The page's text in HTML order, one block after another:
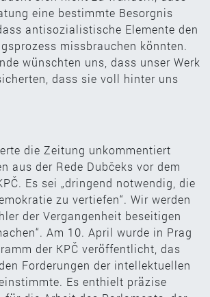
eine bestimmte Besorgnis
antisozialistische Elemente den
missbrauchen könnten.
wünschten uns, dass unser Werk
dass sie voll hinter uns
die Zeitung unkommentiert
aus der Rede Dubčeks vor dem
Es sei „dringend notwendig, die
zu vertiefen“. Wir werden
der Vergangenheit beseitigen
Am 10. April wurde in Prag
der KPČ veröffentlicht, das
Forderungen der intellektuellen
Es enthielt präzise